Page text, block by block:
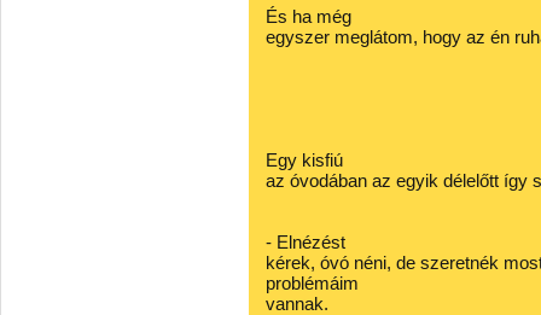
És ha még
egyszer meglátom, hogy az én
Egy kisfiú
az óvodában az egyik délelőtt így
- Elnézést
kérek, óvó néni, de szeretnék
problémáim
vannak.